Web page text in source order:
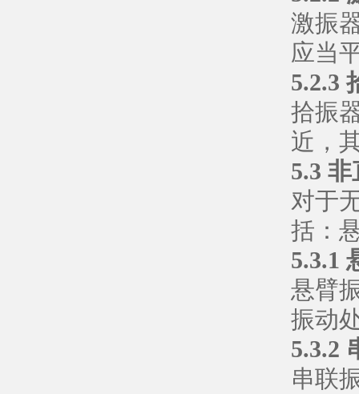
激振
应当
5.2.3
拾振
近，
5.3
对于
括：
5.3.1
悬臂
振动
5.3.2
串联